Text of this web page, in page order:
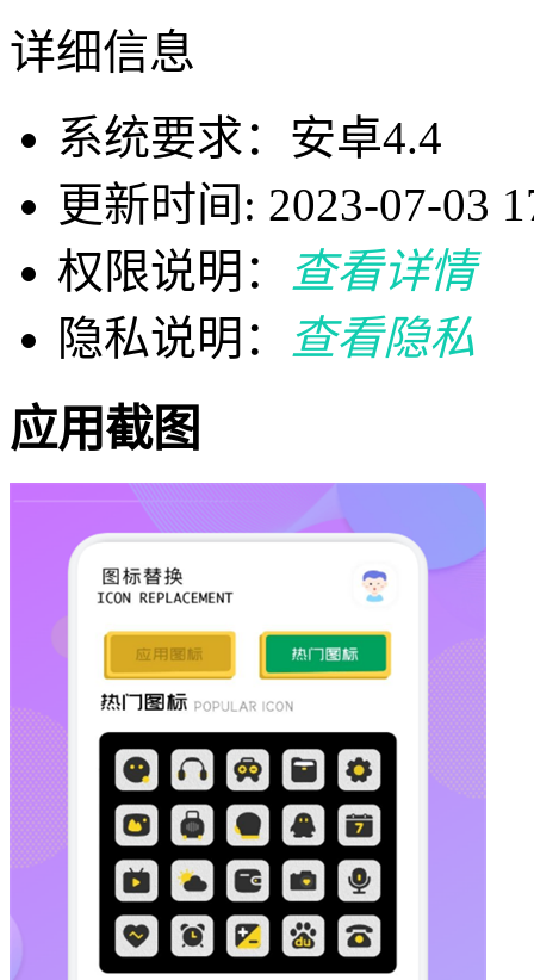
详细信息
系统要求：安卓4.4
更新时间: 2023-07-03
权限说明：
查看详情
隐私说明：
查看隐私
应用截图